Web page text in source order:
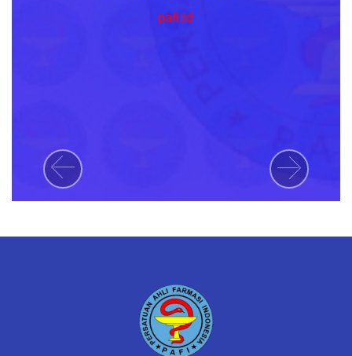
pafi.id
Previous Next